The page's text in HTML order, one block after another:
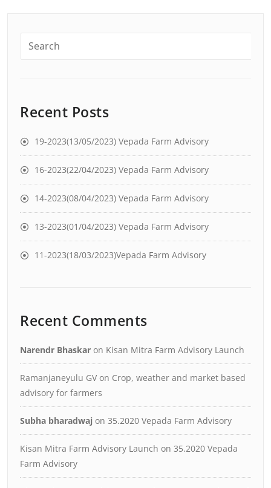
Recent Posts
19-2023(13/05/2023) Vepada Farm Advisory
16-2023(22/04/2023) Vepada Farm Advisory
14-2023(08/04/2023) Vepada Farm Advisory
13-2023(01/04/2023) Vepada Farm Advisory
11-2023(18/03/2023)Vepada Farm Advisory
Recent Comments
Narendr Bhaskar on Kisan Mitra Farm Advisory Launch
Ramanjaneyulu GV on Crop, weather and market based
advisory for farmers
Subha bharadwaj on 35.2020 Vepada Farm Advisory
Kisan Mitra Farm Advisory Launch on 35.2020 Vepada
Farm Advisory